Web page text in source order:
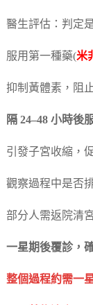
醫生評估：判定
服用第一種藥(米
抑制黃體素，阻
隔 24–48 小時後
引發子宮收縮，
觀察過程中是否
部分人需返院清
一星期後覆診，
整個過程約需一